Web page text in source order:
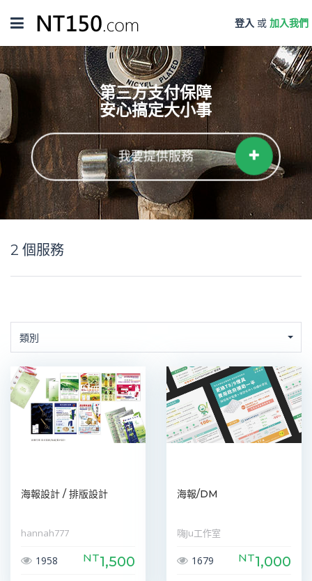
Toggle
navigation
登入 或 加入我們
第三方支付保障
安心搞定大小事
我要提供服務
2 個服務
類別
海報設計 / 排版設計
hannah777
1958 NT1,500
海報/DM
嗨Ju工作室
1679 NT1,000